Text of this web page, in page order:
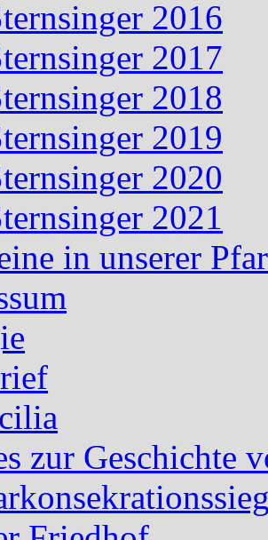
2016
2017
2018
2019
2020
2021
in unserer
zur Geschichte